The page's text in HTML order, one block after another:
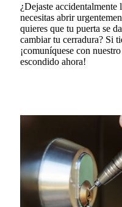
¿Dejaste accidentalmente
necesitas abrir
quieres que tu puerta se
cambiar tu cerradura? Si
¡comuníquese con
escondido ahora!